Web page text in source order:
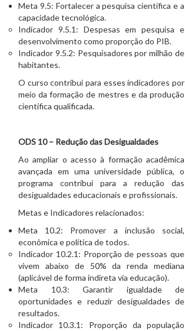
Meta 9.5: Fortalecer a pesquisa científica e a
capacidade tecnológica.
Indicador 9.5.1: Despesas em pesquisa e
desenvolvimento como proporção do PIB.
Indicador 9.5.2: Pesquisadores por milhão de
habitantes.
O curso contribui para esses indicadores por
meio da formação de mestres e da produção
científica qualificada.
ODS 10 – Redução das Desigualdades
Ao ampliar o acesso à formação acadêmica
avançada em uma universidade pública, o
programa contribui para a redução das
desigualdades educacionais e profissionais.
Metas e Indicadores relacionados:
Meta 10.2: Promover a inclusão social,
econômica e política de todos.
Indicador 10.2.1: Proporção de pessoas que
vivem abaixo de 50% da renda mediana
(aplicável de forma indireta via educação).
Meta 10.3: Garantir igualdade de
oportunidades e reduzir desigualdades de
resultados.
Indicador 10.3.1: Proporção da população